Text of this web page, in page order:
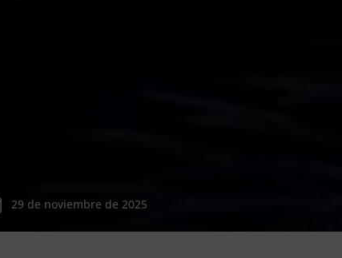
29 de noviembre de 2025